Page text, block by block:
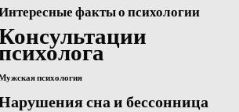
факты о психологии
психология
сна и бессонница